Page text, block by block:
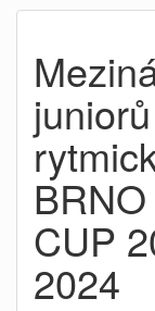
CUP
2024